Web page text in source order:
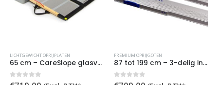
LICHTGEWICHT OPRIJPLATEN
65 cm – CareSlope glasvezel lichtgewicht oprijplaat
0out of 5
PREMIUM OPRIJGOTEN
87 tot 199 cm – 3-delig inschuifbare oprijgoten
0out of 5